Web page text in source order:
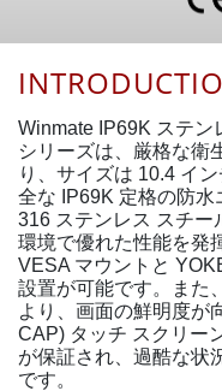
Winmate IP69K ステン
シリーズは、厳格な衛
り、サイズは 10.4 イ
全な IP69K 定格の防水
316 ステンレス スチー
環境で優れた性能を発
VESA マウントと
設置が可能です。また
より、画面の鮮明度が
CAP) タッチ スクリー
が保証され、過酷な状
です。